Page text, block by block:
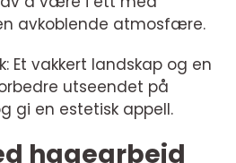
avkoblende atmosfære.
Et vakkert landskap og en
utseendet på
gi en estetisk appell.
hagearbeid